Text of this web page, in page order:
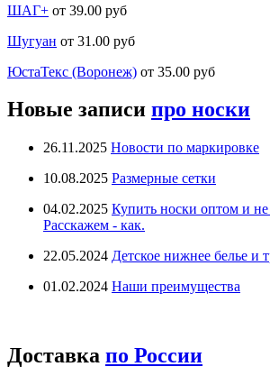
ШАГ+ от 39.00 руб
Шугуан от 31.00 руб
ЮстаТекс (Воронеж) от 35.00 руб
Новые записи про носки
26.11.2025 Новости по маркировке
10.08.2025 Размерные сетки
04.02.2025 Купить носки оптом и не
Расскажем - как.
22.05.2024 Детское нижнее белье и
01.02.2024 Наши преимущества
Доставка по России